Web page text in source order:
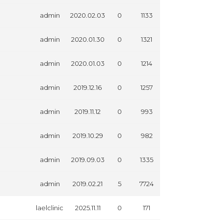
admin 2020.02.03 0 1133
admin 2020.01.30 0 1321
admin 2020.01.03 0 1214
admin 2019.12.16 0 1257
admin 2019.11.12 0 993
admin 2019.10.29 0 982
admin 2019.09.03 0 1335
admin 2019.02.21 5 7724
laelclinic 2025.11.11 0 171